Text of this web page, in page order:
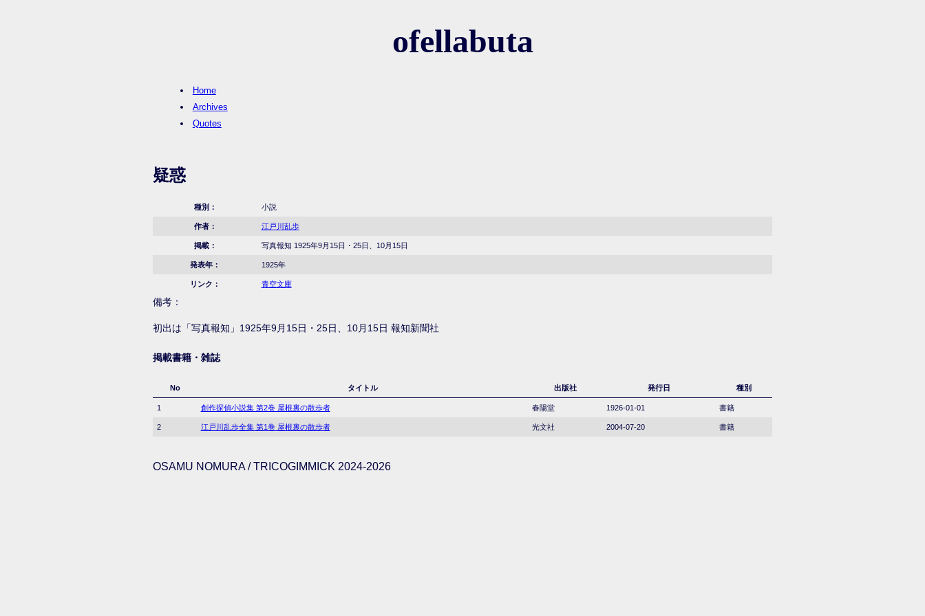
ofellabuta
Home
Archives
Quotes
疑惑
種別： 小説
作者： 江戸川乱歩
掲載： 写真報知 1925年9月15日・25日、10月15日
発表年： 1925年
リンク： 青空文庫
備考：
初出は「写真報知」1925年9月15日・25日、10月15日 報知新聞社
掲載書籍・雑誌
No タイトル 出版社 発行日 種別
1 創作探偵小説集 第2巻 屋根裏の散歩者 春陽堂 1926-01-01 書籍
2 江戸川乱歩全集 第1巻 屋根裏の散歩者 光文社 2004-07-20 書籍
OSAMU NOMURA / TRICOGIMMICK 2024-2026